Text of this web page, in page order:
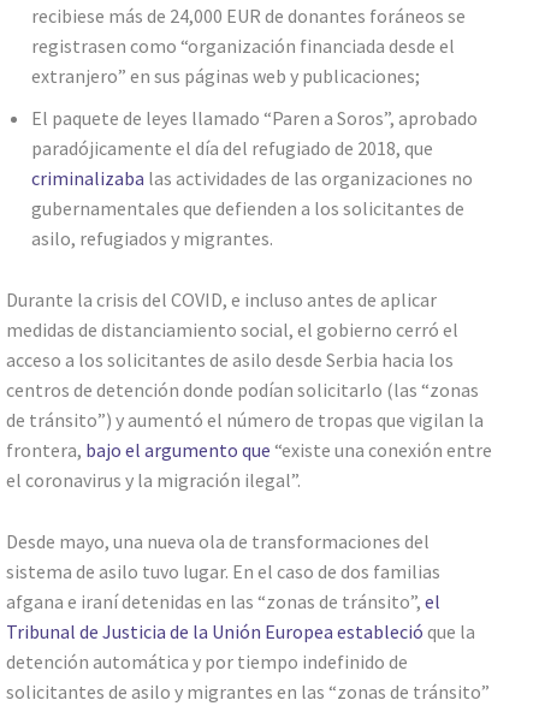
recibiese más de 24,000 EUR de donantes foráneos se
registrasen como “organización financiada desde el
extranjero” en sus páginas web y publicaciones;
El paquete de leyes llamado “Paren a Soros”, aprobado
paradójicamente el día del refugiado de 2018, que
criminalizaba las actividades de las organizaciones no
gubernamentales que defienden a los solicitantes de
asilo, refugiados y migrantes.
Durante la crisis del COVID, e incluso antes de aplicar
medidas de distanciamiento social, el gobierno cerró el
acceso a los solicitantes de asilo desde Serbia hacia los
centros de detención donde podían solicitarlo (las “zonas
de tránsito”) y aumentó el número de tropas que vigilan la
frontera, bajo el argumento que “existe una conexión entre
el coronavirus y la migración ilegal”.
Desde mayo, una nueva ola de transformaciones del
sistema de asilo tuvo lugar. En el caso de dos familias
afgana e iraní detenidas en las “zonas de tránsito”, el
Tribunal de Justicia de la Unión Europea estableció que la
detención automática y por tiempo indefinido de
solicitantes de asilo y migrantes en las “zonas de tránsito”